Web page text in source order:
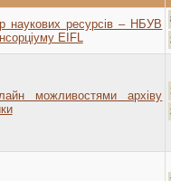
наукових ресурсів – НБУВ
EIFL
можливостями архіву